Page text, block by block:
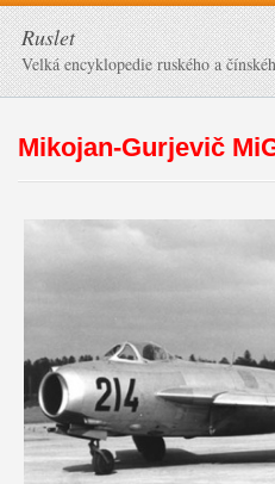
Ruslet
Velká encyklopedie ruského a
Mikojan-Gurjevič